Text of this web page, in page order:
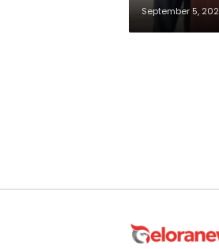
September 5,